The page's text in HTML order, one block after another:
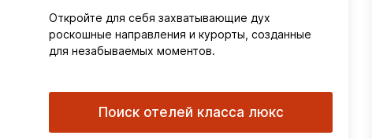
Откройте для себя захватывающие дух
роскошные направления и курорты, созданные
для незабываемых моментов.
Поиск отелей класса люкс